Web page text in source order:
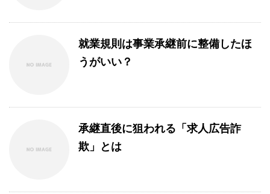
就業規則は事業承継前に整備したほ
うがいい？
承継直後に狙われる「求人広告詐
欺」とは